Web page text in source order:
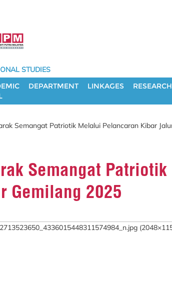
STUDIES
DEPARTMENT LINKAGES RESEARCH
Semangat Patriotik Melalui Pelancaran Kibar
Semangat
Gemilang 2025